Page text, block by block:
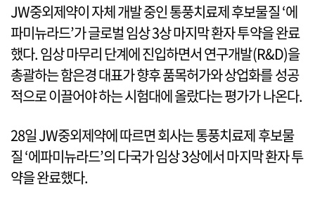
JW중외제약이 자체 개발 중인 통풍치료제 후보물질 ‘에
파미뉴라드’가 글로벌 임상 3상 마지막 환자 투약을 완료
했다. 임상 마무리 단계에 진입하면서 연구개발(R&D)을
총괄하는 함은경 대표가 향후 품목허가와 상업화를 성공
적으로 이끌어야 하는 시험대에 올랐다는 평가가 나온다.
28일 JW중외제약에 따르면 회사는 통풍치료제 후보물
질 ‘에파미뉴라드’의 다국가 임상 3상에서 마지막 환자 투
약을 완료했다.